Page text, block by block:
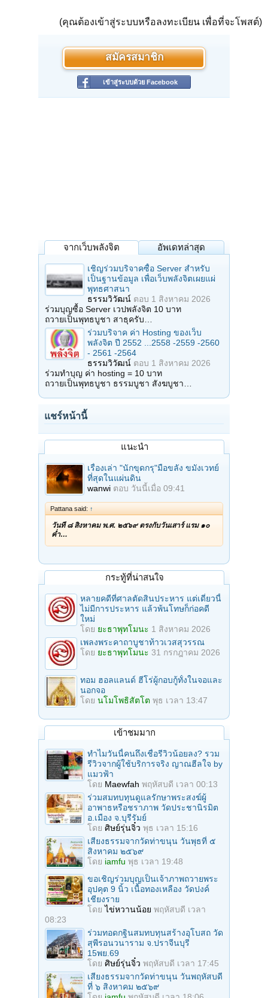
(คุณต้องเข้าสู่ระบบหรือลงทะเบียน เพื่อที่จะโพสต์)
สมัครสมาชิก
เข้าสู่ระบบด้วย Facebook
จากเว็บพลังจิต อัพเดทล่าสุด
เชิญร่วมบริจาคซื้อ Server สำหรับ
เป็นฐานข้อมูล เพื่อเว็บพลังจิตเผยแผ่
พุทธศาสนา
ธรรมวิวัฒน์ ตอบ 1 สิงหาคม 2026
ร่วมบุญซื้อ Server เวปพลังจิต 10 บาท
ถวายเป็นพุทธบูชา สาธุครับ…
ร่วมบริจาค ค่า Hosting ของเว็บ
พลังจิต ปี 2552 ...2558 -2559 -2560
- 2561 -2564
ธรรมวิวัฒน์ ตอบ 1 สิงหาคม 2026
ร่วมทำบุญ ค่า hosting = 10 บาท
ถวายเป็นพุทธบูชา ธรรมบูชา สังฆบูชา…
แชร์หน้านี้
แนะนำ
เรื่องเล่า "นักขุดกรุ"มือขลัง ขมังเวทย์
ที่สุดในแผ่นดิน
wanwi ตอบ วันนี้เมื่อ 09:41
Pattana said: ↑
วันที่ ๘ สิงหาคม พ.ศ. ๒๕๖๙ ตรงกับวันเสาร์ แรม ๑๐
ค่ำ…
กระทู้ที่น่าสนใจ
หลายคดีที่ศาลตัดสินประหาร แต่เดี๋ยวนี้
ไม่มีการประหาร แล้วพ้นโทษก็ก่อคดี
ใหม่
โดย ยะธาพุทโมนะ 1 สิงหาคม 2026
เพลงพระคาถาบูชาท้าวเวสสุวรรณ
โดย ยะธาพุทโมนะ 31 กรกฎาคม 2026
ทอม ฮอลแลนด์ ฮีโร่ผู้กอบกู้ทั้งในจอและ
นอกจอ
โดย นโมโพธิสัตโต พุธ เวลา 13:47
เข้าชมมาก
ทำไมวันนี้คนถึงเชื่อรีวิวน้อยลง? รวม
รีวิวจากผู้ใช้บริการจริง ญาณฮีลใจ by
แมวฟ้า
โดย Maewfah พฤหัสบดี เวลา 00:13
ร่วมสมทบทุนดูแลรักษาพระสงฆ์ผู้
อาพาธหรือชราภาพ วัดประชานิรมิต
อ.เมือง จ.บุรีรัมย์
โดย ศิษย์รุ่นจิ๋ว พุธ เวลา 15:16
เสียงธรรมจากวัดท่าขนุน วันพุธที่ ๕
สิงหาคม ๒๕๖๙
โดย iamfu พุธ เวลา 19:48
ขอเชิญร่วมบุญเป็นเจ้าภาพถวายพระ
อุปคุต 9 นิ้ว เนื้อทองเหลือง วัดปงค์
เชียงราย
โดยไข่หวานน้อย พฤหัสบดี เวลา
08:23
ร่วมทอดกฐินสมทบทุนสร้างอุโบสถ วัด
สุพีรอนวนาราม จ.ปราจีนบุรี
15พย.69
โดย ศิษย์รุ่นจิ๋ว พฤหัสบดี เวลา 17:45
เสียงธรรมจากวัดท่าขนุน วันพฤหัสบดี
ที่ ๖ สิงหาคม ๒๕๖๙